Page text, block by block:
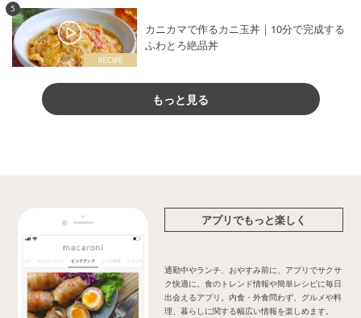
5
カニカマで作るカニ玉丼｜10分で完成する
ふわとろ絶品丼
もっと見る
アプリでもっと楽しく
通勤中やランチ、おやすみ前に、アプリでサクサ
ク快適に。食のトレンド情報や簡単レシピに毎日
出会えるアプリ。内食・外食問わず、グルメや料
理、暮らしに関する幅広い情報を楽しめます。